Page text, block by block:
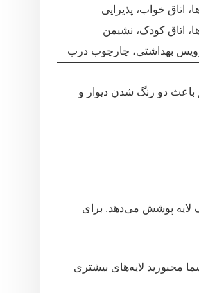
اتاق خواب، پذیرایی
اتاق کودک، نشیمن
بهداشتی، چارچوب درب
باعث دو رنگ شدن دیوار و
جمیل)، حدود ۱۰ تا ۱۲ متر مربع را در یک لایه پوشش می‌دهد. برای
مجبورید لایه‌های بیشتری